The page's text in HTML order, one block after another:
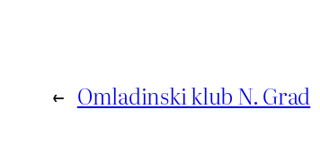
← Omladinski klub N. Grad